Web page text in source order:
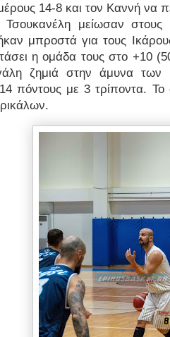
14-8 και τον Καννή να
μείωσαν στους
μπροστά για τους
η ομάδα τους στο +10
ζημιά στην άμυνα των
14 πόντους με 3 τρίποντα.